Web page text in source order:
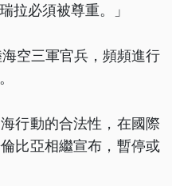
拉必須被尊重。」
空三軍官兵，頻頻進行
行動的合法性，在國際
比亞相繼宣布，暫停或